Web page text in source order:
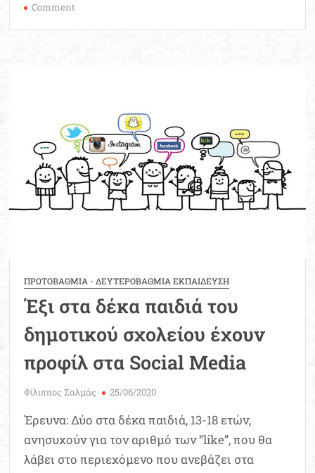
Comment
|
Διονύσης
Γ.
Γράψας
ΠΡΩΤΟΒΑΘΜΙΑ - ΔΕΥΤΕΡΟΒΑΘΜΙΑ ΕΚΠΑΙΔΕΥΣΗ
Έξι στα δέκα παιδιά του
δημοτικού σχολείου έχουν
προφίλ στα Social Media
Φίλιππος Σαλμάς 25/06/2020
Έρευνα: Δύο στα δέκα παιδιά, 13-18 ετών,
ανησυχούν για τον αριθμό των “like”, που θα
λάβει στο περιεχόμενο που ανεβάζει στα